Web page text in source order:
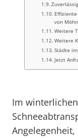
von
Weitere
Weitere
Städte
Jetzt
Im